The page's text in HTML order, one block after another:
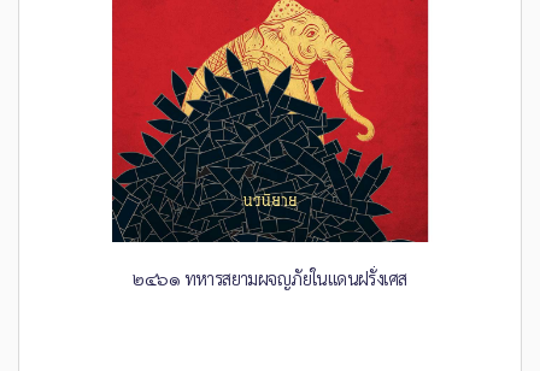
๒๔๖๑ ทหารสยามผจญภัยในแดนฝรั่งเศส